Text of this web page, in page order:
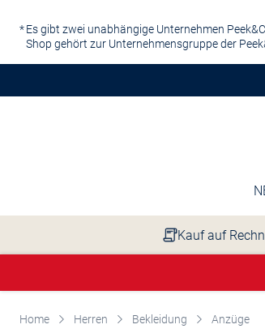
Es gibt zwei unabhängige Unternehmen
Shop gehört zur Unternehmensgruppe der
Kauf auf
Home Herren Bekleidung Anzüge